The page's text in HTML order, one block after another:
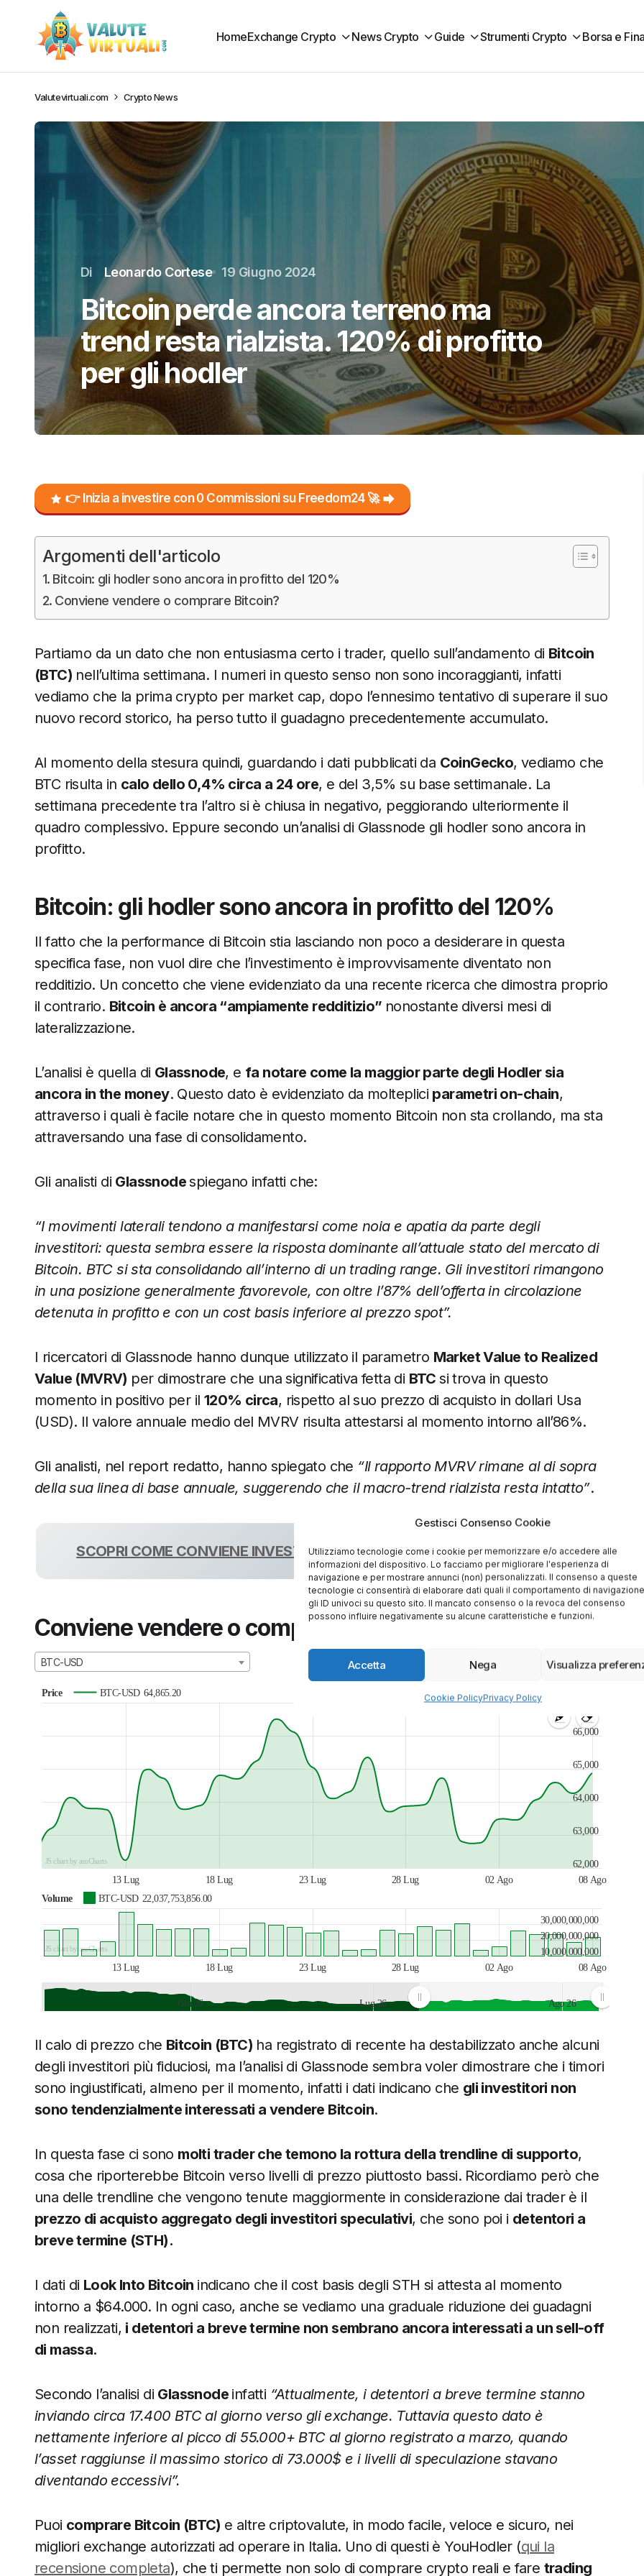
Gestisci Consenso Cookie
Utilizziamo tecnologie come i cookie per memorizzare e/o accedere alle
informazioni del dispositivo. Lo facciamo per migliorare l'esperienza di
navigazione e per mostrare annunci (non) personalizzati. Il consenso a queste
tecnologie ci consentirà di elaborare dati quali il comportamento di
gli ID univoci su questo sito. Il mancato consenso o la revoca del consenso
possono influire negativamente su alcune caratteristiche e funzioni.
Accetta Nega Visualizza
Cookie PolicyPrivacy Policy
HomeExchange Crypto News Crypto Guide Strumenti Crypto Borsa e
Valutevirtuali.com Crypto News
Di Leonardo Cortese 19 Giugno 2024
Bitcoin perde ancora terreno ma
trend resta rialzista. 120% di profitto
per gli hodler
👉 Inizia a investire con 0 Commissioni su Freedom24 🚀
Argomenti dell'articolo
Bitcoin: gli hodler sono ancora in profitto del 120%
Conviene vendere o comprare Bitcoin?
Partiamo da un dato che non entusiasma certo i trader, quello sull’andamento di Bitcoin
(BTC) nell’ultima settimana. I numeri in questo senso non sono incoraggianti, infatti
vediamo che la prima crypto per market cap, dopo l’ennesimo tentativo di superare il suo
nuovo record storico, ha perso tutto il guadagno precedentemente accumulato.
Al momento della stesura quindi, guardando i dati pubblicati da CoinGecko, vediamo che
BTC risulta in calo dello 0,4% circa a 24 ore, e del 3,5% su base settimanale. La
settimana precedente tra l’altro si è chiusa in negativo, peggiorando ulteriormente il
quadro complessivo. Eppure secondo un’analisi di Glassnode gli hodler sono ancora in
profitto.
Bitcoin: gli hodler sono ancora in profitto del 120%
Il fatto che la performance di Bitcoin stia lasciando non poco a desiderare in questa
specifica fase, non vuol dire che l’investimento è improvvisamente diventato non
redditizio. Un concetto che viene evidenziato da una recente ricerca che dimostra proprio
il contrario. Bitcoin è ancora “ampiamente redditizio” nonostante diversi mesi di
lateralizzazione.
L’analisi è quella di Glassnode, e fa notare come la maggior parte degli Hodler sia
ancora in the money. Questo dato è evidenziato da molteplici parametri on-chain,
attraverso i quali è facile notare che in questo momento Bitcoin non sta crollando, ma sta
attraversando una fase di consolidamento.
Gli analisti di Glassnodespiegano infatti che:
“I movimenti laterali tendono a manifestarsi come noia e apatia da parte degli
investitori: questa sembra essere la risposta dominante all’attuale stato del mercato di
Bitcoin. BTC si sta consolidando all’interno di un trading range. Gli investitori rimangono
in una posizione generalmente favorevole, con oltre l’87% dell’offerta in circolazione
detenuta in profitto e con un cost basis inferiore al prezzo spot”.
I ricercatori di Glassnode hanno dunque utilizzato il parametro Market Value to Realized
Value (MVRV) per dimostrare che una significativa fetta di BTCsi trova in questo
momento in positivo per il 120% circa, rispetto al suo prezzo di acquisto in dollari Usa
(USD). Il valore annuale medio del MVRV risulta attestarsi al momento intorno all’86%.
Gli analisti, nel report redatto, hanno spiegato che “Il rapporto MVRV rimane al di sopra
della sua linea di base annuale, suggerendo che il macro-trend rialzista resta intatto”.
SCOPRI COME CONVIENE INVESTIRE SU BITCOIN (BTC) CON YOUHODLER
Conviene vendere o comprare Bitcoin?
BTC-USD
Price BTC-USD 64,865.20
13 Lug 18 Lug 23 Lug 28 Lug 02 Ago 08 Ago
62,000
63,000
64,000
65,000
66,000
JS chart by amCharts
Volume BTC-USD 22,037,753,856.00
13 Lug 18 Lug 23 Lug 28 Lug 02 Ago 08 Ago
10,000,000,000
20,000,000,000
30,000,000,000
JS chart by amCharts
Giu 26 Lug 26 Ago 26
Il calo di prezzo che Bitcoin (BTC) ha registrato di recente ha destabilizzato anche alcuni
degli investitori più fiduciosi, ma l’analisi di Glassnode sembra voler dimostrare che i timori
sono ingiustificati, almeno per il momento, infatti i dati indicano che gli investitori non
sono tendenzialmente interessati a vendere Bitcoin.
In questa fase ci sono molti trader che temono la rottura della trendline di supporto,
cosa che riporterebbe Bitcoin verso livelli di prezzo piuttosto bassi. Ricordiamo però che
una delle trendline che vengono tenute maggiormente in considerazione dai trader è il
prezzo di acquisto aggregato degli investitori speculativi, che sono poi i detentori a
breve termine (STH).
I dati di Look Into Bitcoin indicano che il cost basis degli STH si attesta al momento
intorno a $64.000. In ogni caso, anche se vediamo una graduale riduzione dei guadagni
non realizzati, i detentori a breve termine non sembrano ancora interessati a un sell-off
di massa.
Secondo l’analisi di Glassnode infatti “Attualmente, i detentori a breve termine stanno
inviando circa 17.400 BTC al giorno verso gli exchange. Tuttavia questo dato è
nettamente inferiore al picco di 55.000+ BTC al giorno registrato a marzo, quando
l’asset raggiunse il massimo storico di 73.000$ e i livelli di speculazione stavano
diventando eccessivi”.
Puoi comprare Bitcoin (BTC) e altre criptovalute, in modo facile, veloce e sicuro, nei
migliori exchange autorizzati ad operare in Italia. Uno di questi è YouHodler (qui la
recensione completa), che ti permette non solo di comprare crypto reali e fare trading